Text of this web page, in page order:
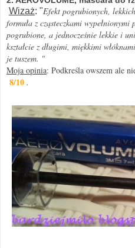
Wizaż: "Efekt pogrubionych,
formuła z cząsteczkami
pogrubione, a jednocześnie lekkie i
kształcie z długimi, miękkimi
je tuszem. "
Moja opinia: Podkreśla owszem ale
8/10 .